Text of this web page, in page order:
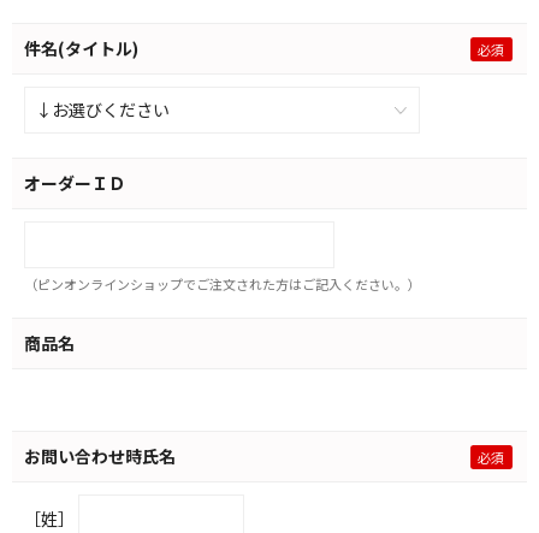
件名(タイトル)
オーダーＩＤ
（ピンオンラインショップでご注文された方はご記入ください。）
商品名
お問い合わせ時氏名
［姓］